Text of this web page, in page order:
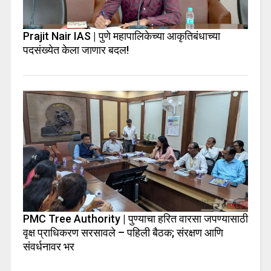
Prajit Nair IAS | पुणे महापालिकेच्या आकृतिबंधाच्या
पदसंख्येत केला जाणार बदल!
PMC Tree Authority | पुण्याचा हरित वारसा जपण्यासाठी
वृक्ष प्राधिकरण सरसावले – पहिली बैठक; संरक्षण आणि
संवर्धनावर भर